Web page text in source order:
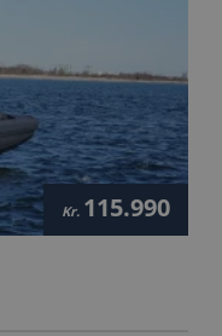
Kr. 115.990